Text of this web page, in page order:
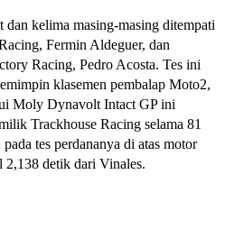
dan kelima masing-masing ditempati
Fermin Aldeguer, dan
Racing, Pedro Acosta. Tes ini
klasemen pembalap Moto2,
Moly Dynavolt Intact GP ini
Trackhouse Racing selama 81
tes perdananya di atas motor
2,138 detik dari Vinales.